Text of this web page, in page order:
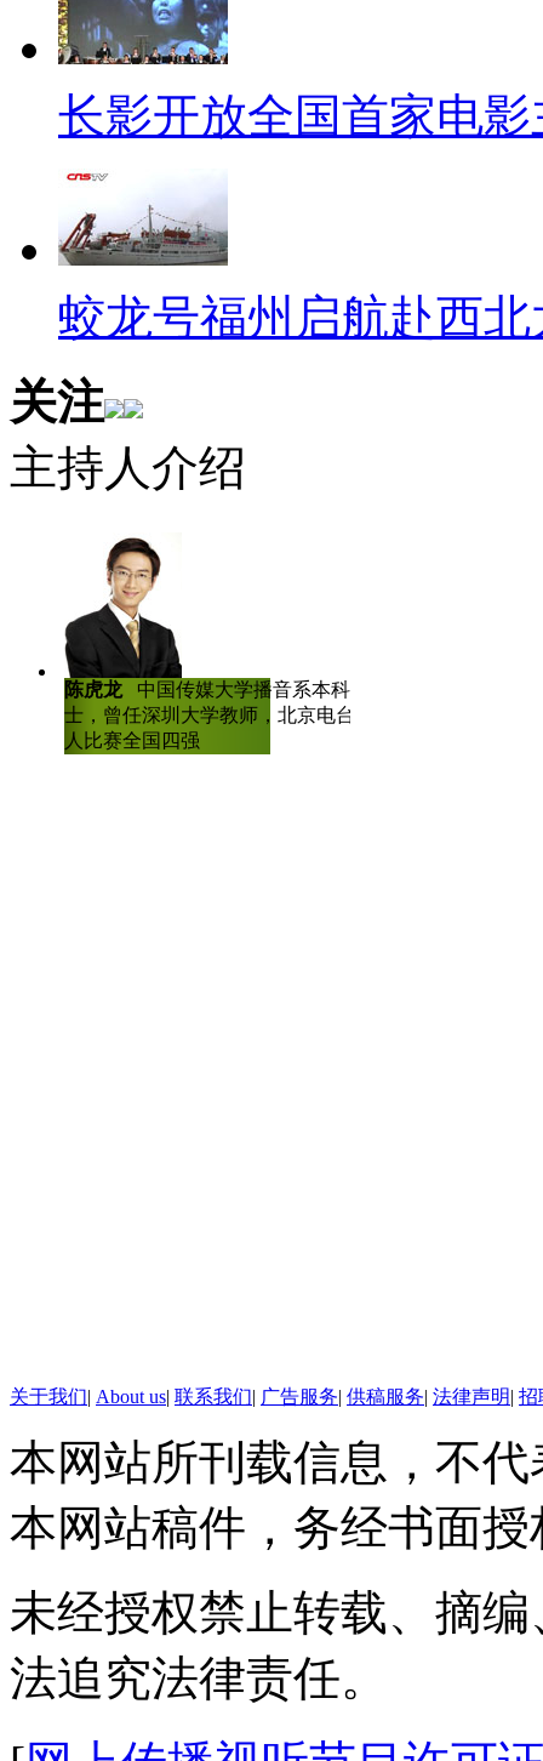
长影开放全国首家电
蛟龙号福州启航赴西
关注
主持人介绍
陈虎龙
中国传媒大学播音系本科、硕
士，曾任深圳大学教师，北京电台主持
人比赛全国四强
关于我们| About us| 联系我们| 广告服务| 供稿服务| 法律声明| 招
本网站所刊载信息，不
本网站稿件，务经书面授
未经授权禁止转载、摘
法追究法律责任。